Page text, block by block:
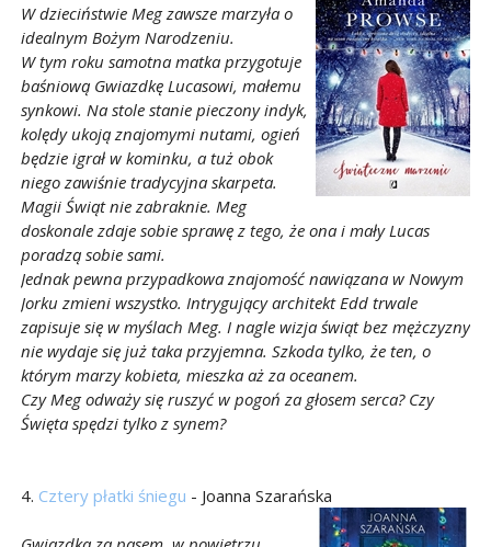
W dzieciństwie Meg zawsze marzyła o
idealnym Bożym Narodzeniu.
W tym roku samotna matka przygotuje
baśniową Gwiazdkę Lucasowi, małemu
synkowi. Na stole stanie pieczony indyk,
kolędy ukoją znajomymi nutami, ogień
będzie igrał w kominku, a tuż obok
niego zawiśnie tradycyjna skarpeta.
Magii Świąt nie zabraknie. Meg
doskonale zdaje sobie sprawę z tego, że ona i mały Lucas
poradzą sobie sami.
Jednak pewna przypadkowa znajomość nawiązana w Nowym
Jorku zmieni wszystko. Intrygujący architekt Edd trwale
zapisuje się w myślach Meg. I nagle wizja świąt bez mężczyzny
nie wydaje się już taka przyjemna. Szkoda tylko, że ten, o
którym marzy kobieta, mieszka aż za oceanem.
Czy Meg odważy się ruszyć w pogoń za głosem serca? Czy
Święta spędzi tylko z synem?
4. Cztery płatki śniegu - Joanna Szarańska